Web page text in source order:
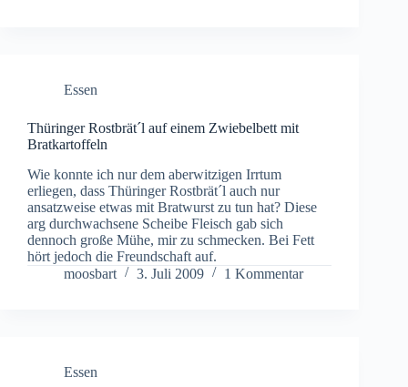
Essen
Thüringer Rostbrät´l auf einem Zwiebelbett mit
Bratkartoffeln
Wie konnte ich nur dem aberwitzigen Irrtum
erliegen, dass Thüringer Rostbrät´l auch nur
ansatzweise etwas mit Bratwurst zu tun hat? Diese
arg durchwachsene Scheibe Fleisch gab sich
dennoch große Mühe, mir zu schmecken. Bei Fett
hört jedoch die Freundschaft auf.
moosbart
3. Juli 2009 1 Kommentar
Essen